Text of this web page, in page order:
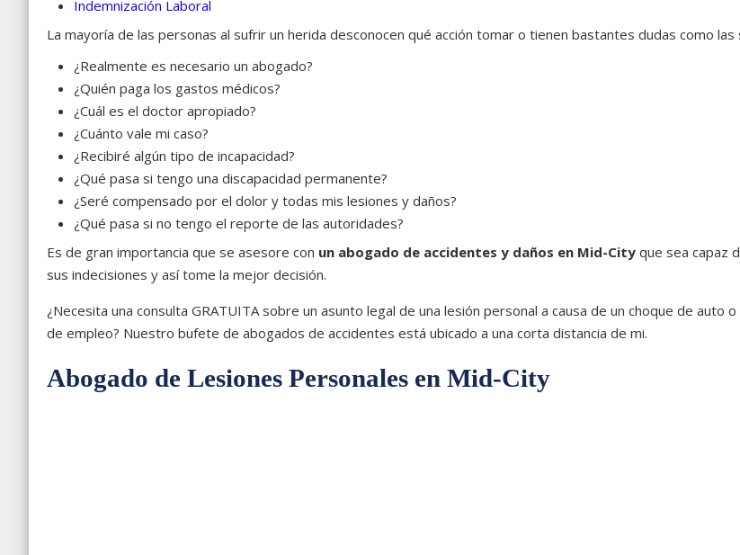
Indemnización Laboral
La mayoría de las personas al sufrir un herida desconocen qué acción tomar o tienen bastantes dudas como las
¿Realmente es necesario un abogado?
¿Quién paga los gastos médicos?
¿Cuál es el doctor apropiado?
¿Cuánto vale mi caso?
¿Recibiré algún tipo de incapacidad?
¿Qué pasa si tengo una discapacidad permanente?
¿Seré compensado por el dolor y todas mis lesiones y daños?
¿Qué pasa si no tengo el reporte de las autoridades?
Es de gran importancia que se asesore con un abogado de accidentes y daños en Mid-City que sea capaz
sus indecisiones y así tome la mejor decisión.
¿Necesita una consulta GRATUITA sobre un asunto legal de una lesión personal a causa de un choque de auto
de empleo? Nuestro bufete de abogados de accidentes está ubicado a una corta distancia de mi.
Abogado de Lesiones Personales en Mid-City